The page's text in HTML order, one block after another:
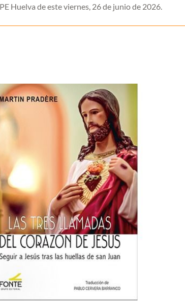
Huelva de este viernes, 26 de junio de 2026.